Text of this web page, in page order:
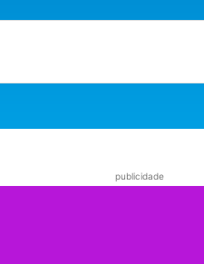
publicidade